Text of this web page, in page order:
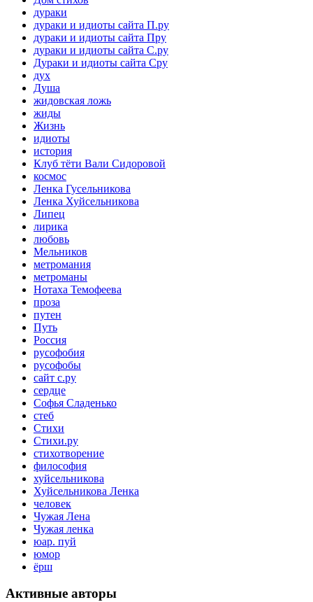
дураки
дураки и идиоты сайта П.ру
дураки и идиоты сайта Пру
дураки и идиоты сайта С.ру
Дураки и идиоты сайта Сру
дух
Душа
жидовская ложь
жиды
Жизнь
идиоты
история
Клуб тёти Вали Сидоровой
космос
Ленка Гусельникова
Ленка Хуйсельникова
Липец
лирика
любовь
Мельников
метромания
метроманы
Нотаха Темофеева
проза
путен
Путь
Россия
русофобия
русофобы
сайт с.ру
сердце
Софья Сладенько
стеб
Стихи
Стихи.ру
стихотворение
философия
хуйсельникова
Хуйсельникова Ленка
человек
Чужая Лена
Чужая ленка
юар. пуй
юмор
ёрш
Активные авторы